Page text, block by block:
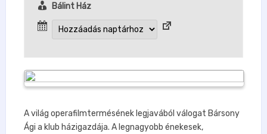
Bálint Ház
A világ operafilmtermésének legjavából válogat Bársony
Ági a klub házigazdája. A legnagyobb énekesek,